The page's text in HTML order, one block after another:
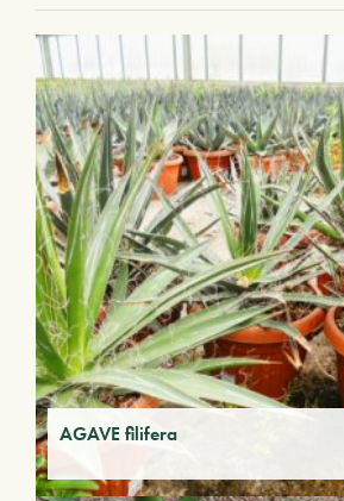
AGAVE filifera